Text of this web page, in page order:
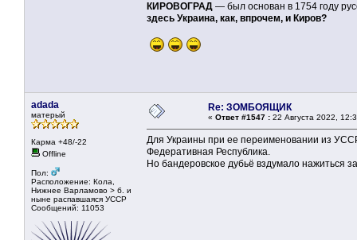
КИРОВОГРАД — был основан в 1754 году
здесь Украина, как, впрочем, и Киров?
adada
матерый
Карма +48/-22
Offline
Пол:
Расположение: Кола,
Нижнее Варламово > б. и
ныне распавшаяся УССР
Сообщений: 11053
Re: ЗОМБОЯЩИК
« Ответ #1547 : 22 Августа 2022,
Для Украины при ее переименовании из
Федеративная Республика.
Но бандеровское дубьё вздумало нажиться